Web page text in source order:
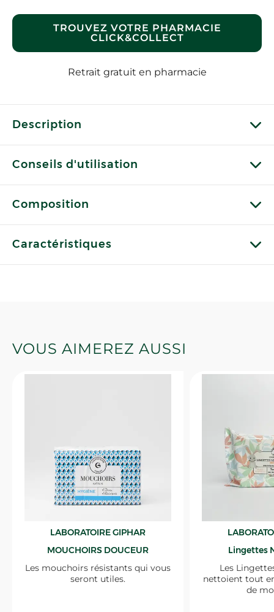
TROUVEZ VOTRE PHARMACIE
CLICK&COLLECT
Retrait gratuit en pharmacie
Description
Conseils d'utilisation
Composition
Caractéristiques
VOUS AIMEREZ AUSSI
LABORATOIRE GIPHAR
MOUCHOIRS DOUCEUR
Les mouchoirs résistants qui vous
seront utiles.
Lingettes
Les
nettoient tout
de